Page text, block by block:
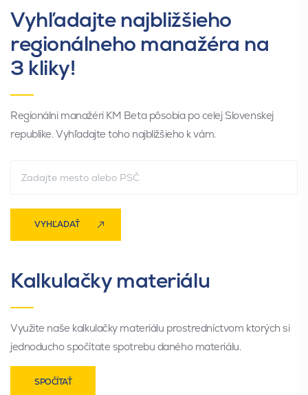
Vyhľadajte najbližšieho
regionálneho manažéra na
3 kliky!
Regionálni manažéri KM Beta pôsobia po celej Slovenskej
republike. Vyhľadajte toho najbližšieho k vám.
VYHĽADAŤ
Kalkulačky materiálu
Využite naše kalkulačky materiálu prostredníctvom ktorých si
jednoducho spočítate spotrebu daného materiálu.
SPOČÍTAŤ